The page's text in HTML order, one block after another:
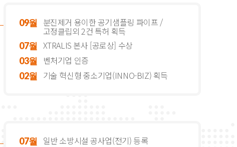
09월 분진제거 용이한 공기샘플링 파이프 /
고정클립외 2건 특허 획득
07월 XTRALIS 본사 [공로상] 수상
03월 벤처기업 인증
02월 기술 혁신형 중소기업(INNO-BIZ) 획득
07월 일반 소방시설 공사업(전기) 등록